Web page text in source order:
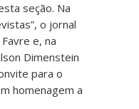
seção. Na
o jornal
e, na
Dimenstein
para o
homenagem a